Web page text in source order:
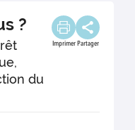
?
du
Imprimer Partager